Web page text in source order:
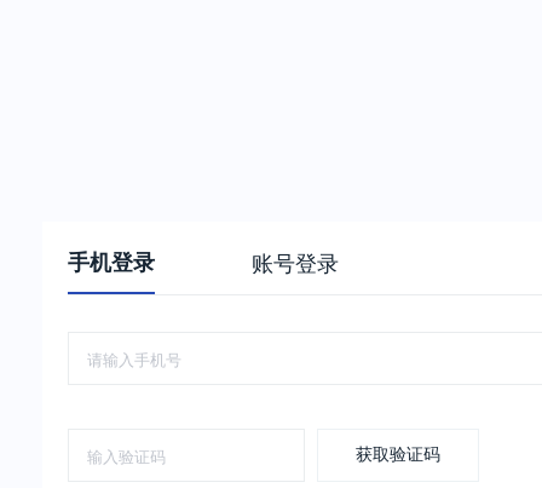
手机登录 账号登录
获取验证码